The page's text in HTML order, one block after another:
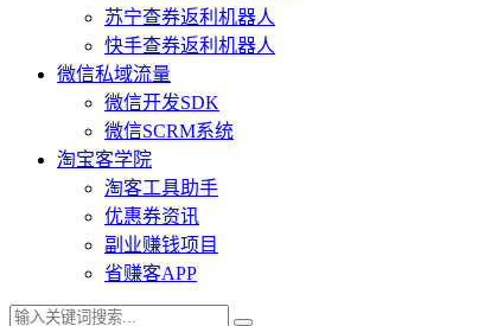
苏宁查券返利机器人
快手查券返利机器人
微信私域流量
微信开发SDK
微信SCRM系统
淘宝客学院
淘客工具助手
优惠券资讯
副业赚钱项目
省赚客APP